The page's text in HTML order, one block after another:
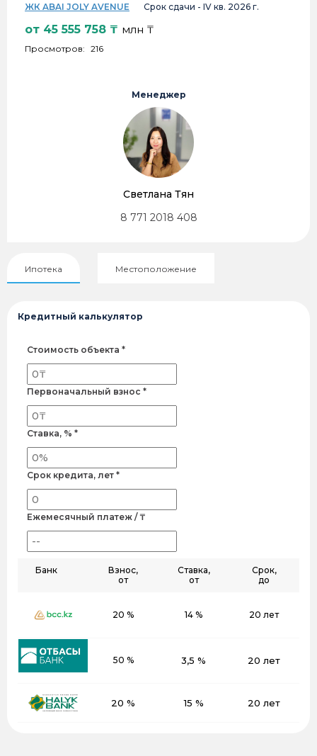
ЖК ABAI JOLY AVENUE Срок сдачи - IV кв. 2026 г.
от 45 555 758 ₸ млн ₸
Просмотров: 216
Менеджер
Светлана Тян
8 771 2018 408
Ипотека Местоположение
Кредитный калькулятор
Стоимость объекта *
Первоначальный взнос *
Ставка, % *
Срок кредита, лет *
Ежемесячный платеж / ₸
Банк
Взнос,
от
Ставка,
от
Срок,
до
20 % 14 % 20 лет
50 % 3,5 % 20 лет
20 % 15 % 20 лет